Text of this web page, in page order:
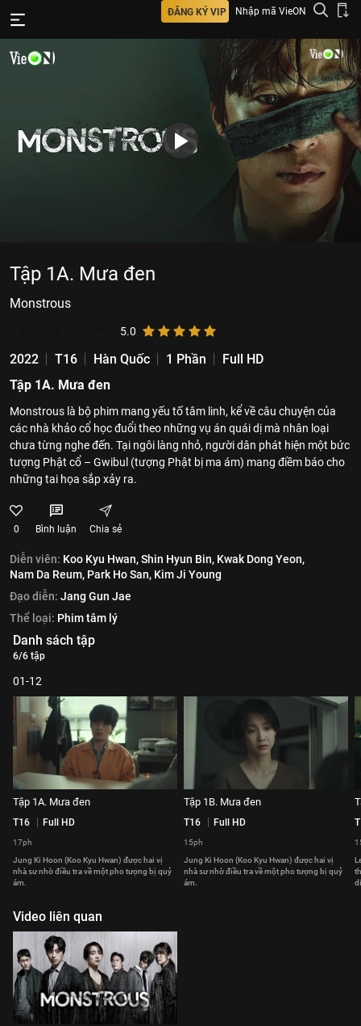
ĐĂNG KÝ VIP Nhập mã VieON
Tập 1A. Mưa đen
Monstrous
5.0
2022 T16 Hàn Quốc 1 Phần
Full HD
Tập 1A. Mưa đen
Monstrous là bộ phim mang yếu tố tâm linh, kể về câu chuyện của
các nhà khảo cổ học đuổi theo những vụ án quái dị mà nhân loại
chưa từng nghe đến. Tại ngôi làng nhỏ, người dân phát hiện một bức
tượng Phật cổ – Gwibul (tượng Phật bị ma ám) mang điềm báo cho
những tai họa sắp xảy ra.
0 Bình luận Chia sẻ
Diễn viên: Koo Kyu Hwan,Shin Hyun Bin, Kwak Dong Yeon,
Nam Da Reum, Park Ho San, Kim Ji Young
Đạo diễn: Jang Gun Jae
Thể loại: Phim tâm lý
Danh sách tập
6/6 tập
01-12
Tập 1A. Mưa đen
T16 Full HD
17ph
Jung Ki Hoon (Koo Kyu Hwan) được hai vị
nhà sư nhờ điều tra về một pho tượng bị quỷ
ám.
Tập 1B. Mưa đen
T16 Full HD
15ph
Jung Ki Hoon (Koo Kyu Hwan) được hai vị
nhà sư nhờ điều tra về một pho tượng bị quỷ
ám.
Video liên quan